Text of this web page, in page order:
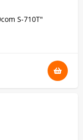
S-710T"